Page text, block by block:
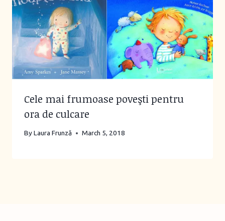
Cele mai frumoase poveşti pentru
ora de culcare
ByLaura Frunză March 5, 2018